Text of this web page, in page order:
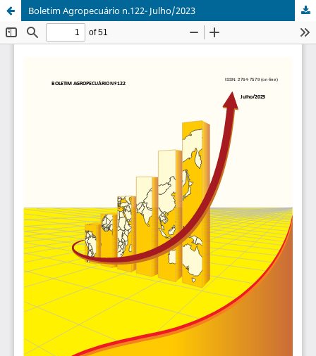
Boletim Agropecuário n.122- Julho/2023